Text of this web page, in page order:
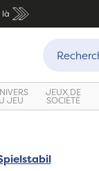
là
Recherche
JEU
JEUX DE
SOCIÉTÉ